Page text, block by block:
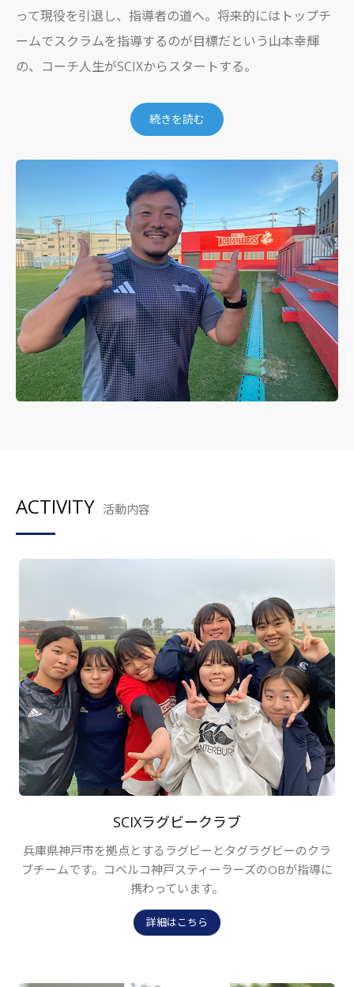
って現役を引退し、指導者の道へ。将来的にはトップチ
ームでスクラムを指導するのが目標だという山本幸輝
の、コーチ人生がSCIXからスタートする。
続きを読む
ACTIVITY 活動内容
SCIXラグビークラブ
兵庫県神戸市を拠点とするラグビーとタグラグビーのクラ
ブチームです。コベルコ神戸スティーラーズのOBが指導に
携わっています。
詳細はこちら